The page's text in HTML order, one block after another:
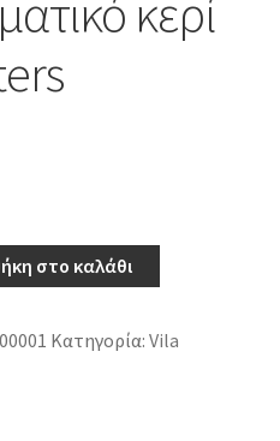
κερί
στο καλάθι
Κατηγορία: Vila